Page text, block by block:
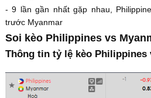
- 9 lần gần nhất gặp nhau,
trước Myanmar
Soi kèo Philippines vs
Thông tin tỷ lệ kèo Philippines